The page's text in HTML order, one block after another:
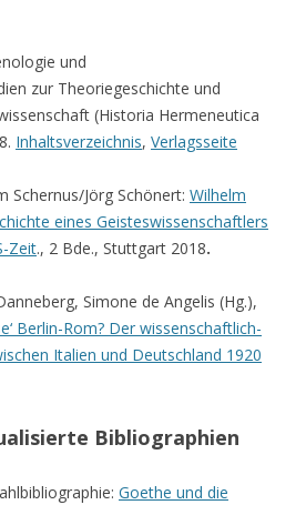
und
zur Theoriegeschichte und
(Historia Hermeneutica
Inhaltsverzeichnis, Verlagsseite
Schernus/Jörg Schönert: Wilhelm
eines Geisteswissenschaftlers
Zeit., 2 Bde., Stuttgart 2018.
Simone de Angelis (Hg.),
Berlin-Rom? Der wissenschaftlich-
Italien und Deutschland 1920
Bibliographien
Goethe und die